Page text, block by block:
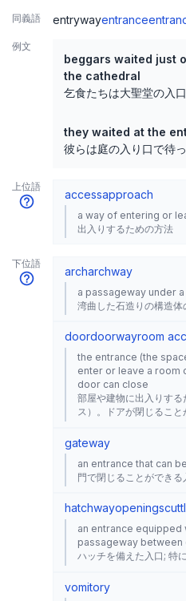
同義語 entrywayentrance
例文
beggars waited just
the cathedral
乞食たちは大聖堂の入
they waited at the
彼らは庭の入り口で待
上位語
accessapproach
a way of entering or
出入りするための方法
下位語
archarchway
a passageway under
湾曲した石造りの構造体
doordoorwayroom
the entrance (the
enter or leave a room
door can close
部屋や建物に出入りす
ス）。ドアが閉じるこ
gateway
an entrance that can
門で閉じることができる
hatchwayopening
an entrance equipped
passageway between
ハッチを備えた入口; 特
vomitory